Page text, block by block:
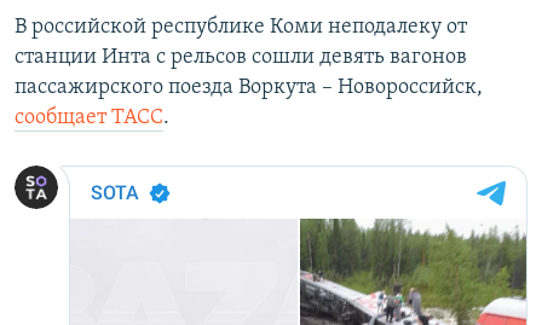
В российской республике Коми неподалеку от
станции Инта с рельсов сошли девять вагонов
пассажирского поезда Воркута – Новороссийск,
сообщает ТАСС.